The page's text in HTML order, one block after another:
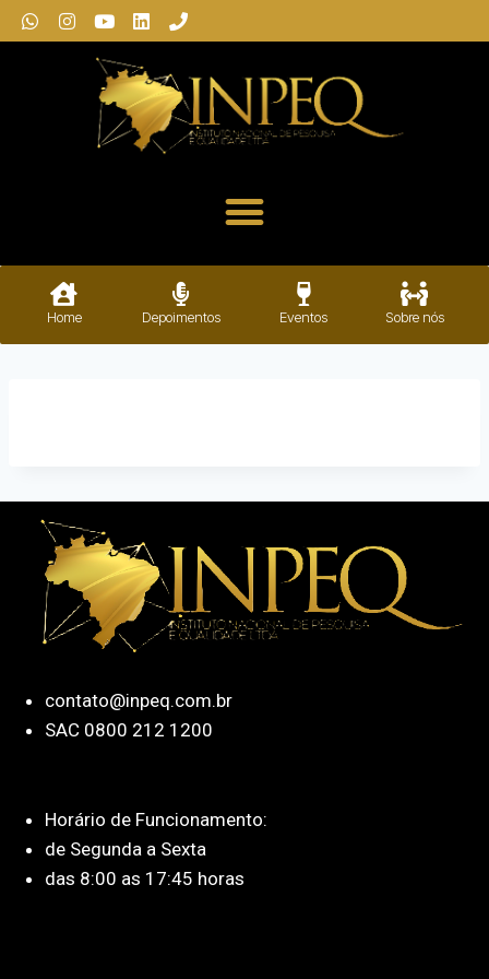
Home Depoimentos Eventos Sobre nós
contato@inpeq.com.br
SAC 0800 212 1200
Horário de Funcionamento:
de Segunda a Sexta
das 8:00 as 17:45 horas